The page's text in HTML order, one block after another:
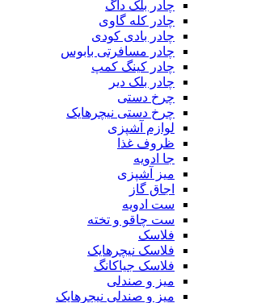
چادر بلک داگ
چادر کله گاوی
چادر بادی کودی
چادر مسافرتی بابوس
چادر کینگ کمپ
چادر بلک دیر
چرخ دستی
چرخ دستی نیچرهایک
لوازم آشپزی
ظروف غذا
جا ادویه
میز آشپزی
اجاق گاز
ست ادویه
ست چاقو و تخته
فلاسک
فلاسک نیچرهایک
فلاسک جیاکانگ
میز و صندلی
میز و صندلی نیچرهایک